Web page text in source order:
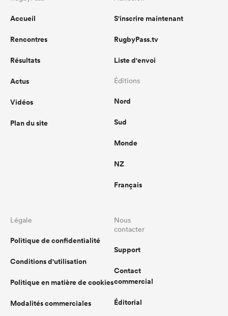
Accueil
Rencontres
Résultats
Actus
Vidéos
Plan du site
S'inscrire maintenant
RugbyPass.tv
Liste d'envoi
Éditions
Nord
Sud
Monde
NZ
Français
Légale
Politique de confidentialité
Conditions d'utilisation
Politique en matière de cookies
Modalités commerciales
Nous
contacter
Support
Contact
commercial
Éditorial